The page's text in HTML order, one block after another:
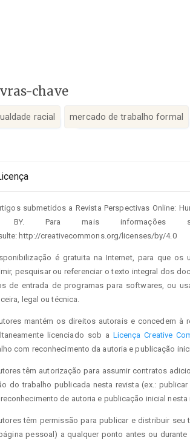
chave
racial mercado de trabalho formal
submetidos a Revista Perspectivas Online:
BY. Para mais informações
http://creativecommons.org/licenses/by/4.0
é gratuita na Internet, para que os
pesquisar ou referenciar o texto integral dos
de entrada de programas para softwares, ou
legal ou técnica.
mantém os direitos autorais e concedem à
licenciado sob a Licença Creative
com reconhecimento da autoria e publicação
têm autorização para assumir contratos
do trabalho publicada nesta revista (ex.:
de autoria e publicação inicial nesta
têm permissão para publicar e distribuir
pessoal) a qualquer ponto antes ou